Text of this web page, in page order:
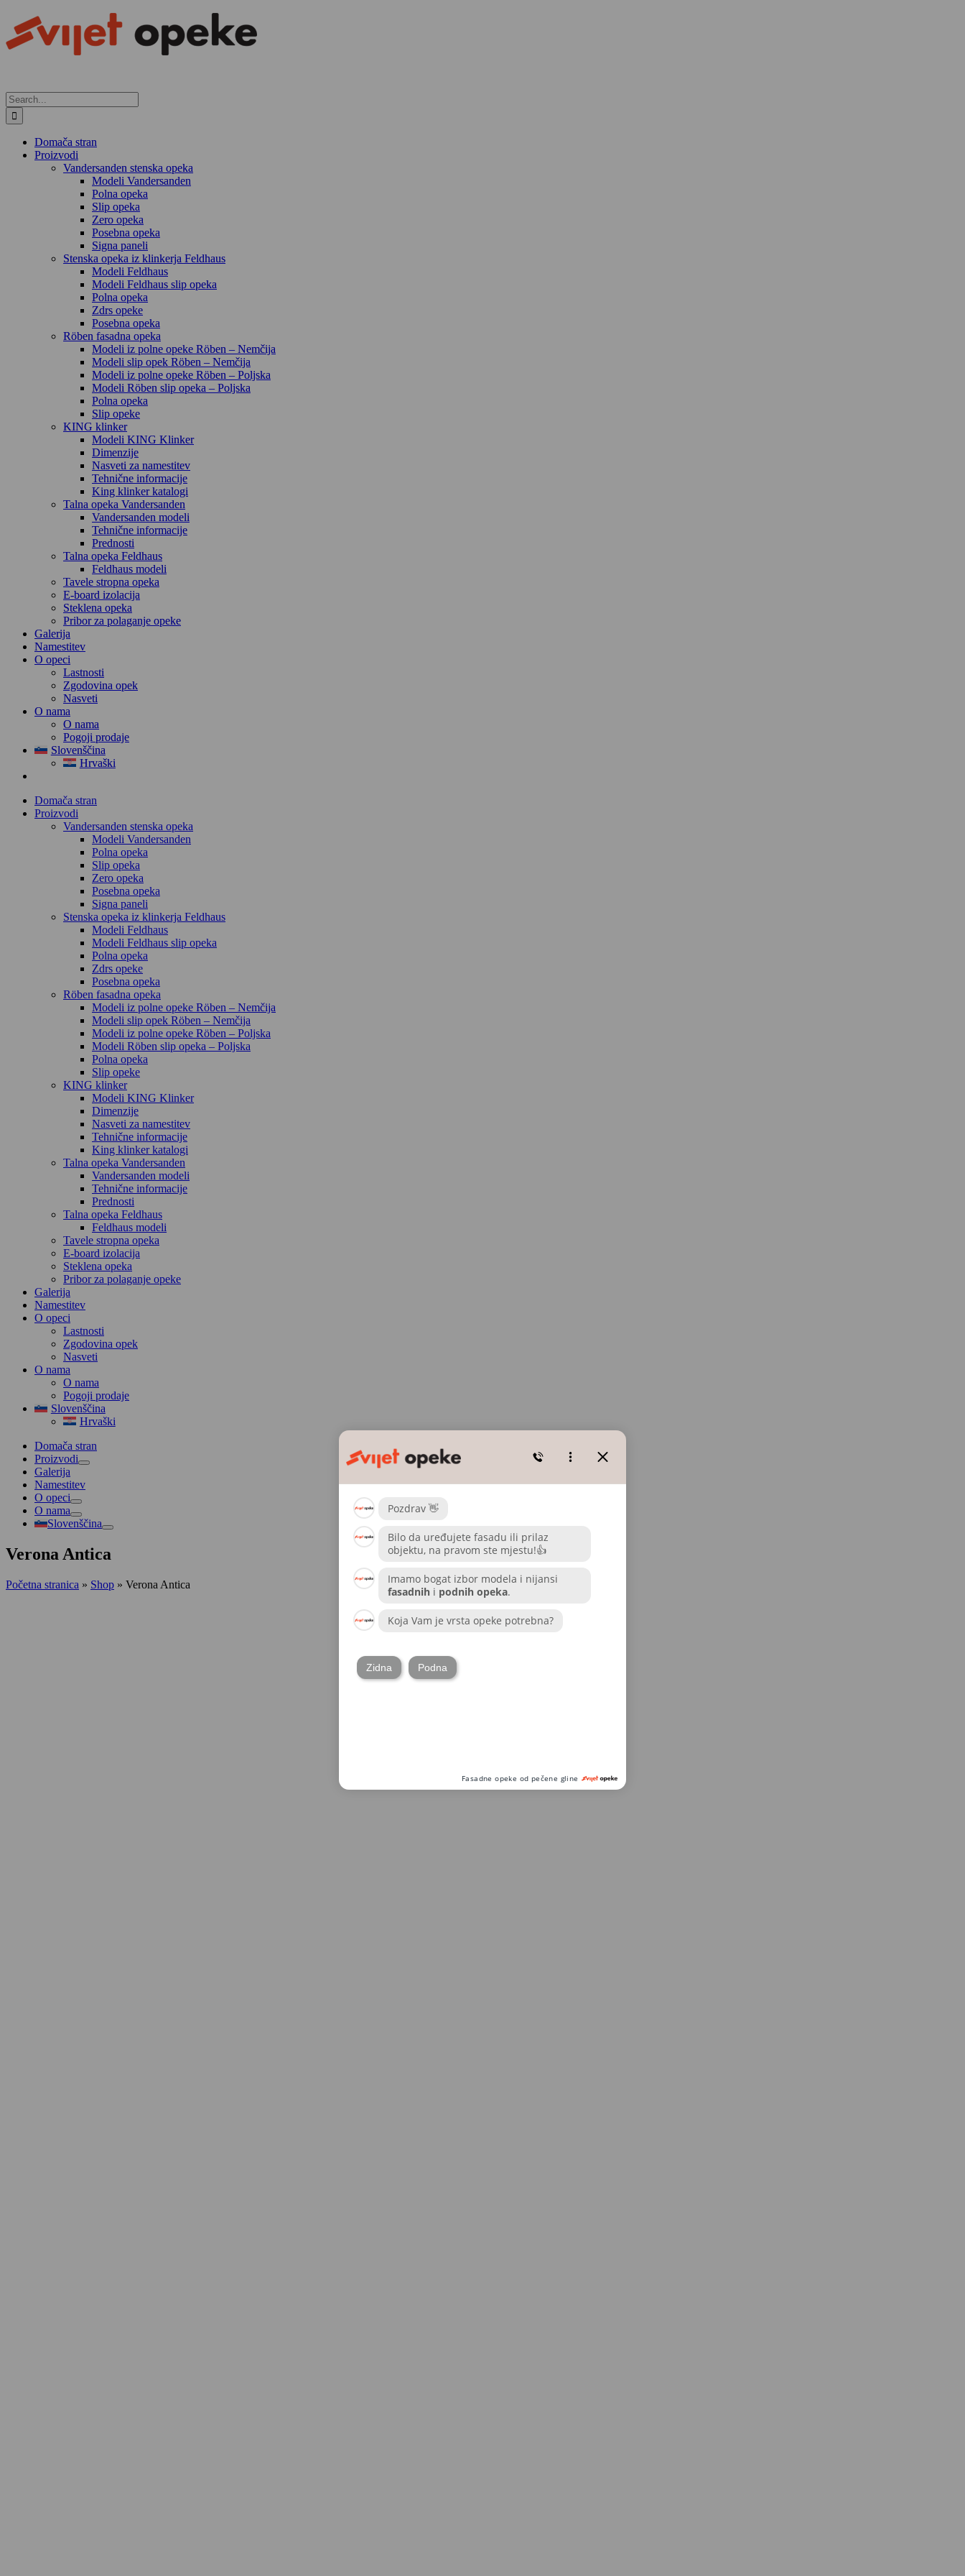
content
Search
for:
Domača stran
Proizvodi
Vandersanden stenska opeka
Modeli Vandersanden
Polna opeka
Slip opeka
Zero opeka
Posebna opeka
Signa paneli
Stenska opeka iz klinkerja Feldhaus
Modeli Feldhaus
Modeli Feldhaus slip opeka
Polna opeka
Zdrs opeke
Posebna opeka
Röben fasadna opeka
Modeli iz polne opeke Röben – Nemčija
Modeli slip opek Röben – Nemčija
Modeli iz polne opeke Röben – Poljska
Modeli Röben slip opeka – Poljska
Polna opeka
Slip opeke
KING klinker
Modeli KING Klinker
Dimenzije
Nasveti za namestitev
Tehnične informacije
King klinker katalogi
Talna opeka Vandersanden
Vandersanden modeli
Tehnične informacije
Prednosti
Talna opeka Feldhaus
Feldhaus modeli
Tavele stropna opeka
E-board izolacija
Steklena opeka
Pribor za polaganje opeke
Galerija
Namestitev
O opeci
Lastnosti
Zgodovina opek
Nasveti
O nama
O nama
Pogoji prodaje
Slovenščina
Hrvaški
Domača stran
Proizvodi
Vandersanden stenska opeka
Modeli Vandersanden
Polna opeka
Slip opeka
Zero opeka
Posebna opeka
Signa paneli
Stenska opeka iz klinkerja Feldhaus
Modeli Feldhaus
Modeli Feldhaus slip opeka
Polna opeka
Zdrs opeke
Posebna opeka
Röben fasadna opeka
Modeli iz polne opeke Röben – Nemčija
Modeli slip opek Röben – Nemčija
Modeli iz polne opeke Röben – Poljska
Modeli Röben slip opeka – Poljska
Polna opeka
Slip opeke
KING klinker
Modeli KING Klinker
Dimenzije
Nasveti za namestitev
Tehnične informacije
King klinker katalogi
Talna opeka Vandersanden
Vandersanden modeli
Tehnične informacije
Prednosti
Talna opeka Feldhaus
Feldhaus modeli
Tavele stropna opeka
E-board izolacija
Steklena opeka
Pribor za polaganje opeke
Galerija
Namestitev
O opeci
Lastnosti
Zgodovina opek
Nasveti
O nama
O nama
Pogoji prodaje
Slovenščina
Hrvaški
Domača stran
Proizvodi
Galerija
Namestitev
O opeci
O nama
Slovenščina
Verona Antica
Početna stranica » Shop » Verona Antica